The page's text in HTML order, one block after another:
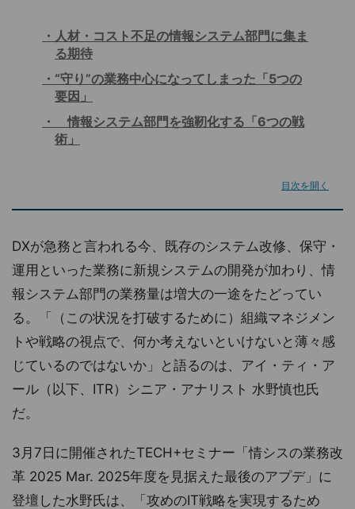
人材・コスト不足の情報システム部門に集ま
る期待
“守り”の業務中心になってしまった「5つの
要因」
情報システム部門を強靭化する「6つの戦
術」
目次を開く
DXが急務と言われる今、既存のシステム改修、保守・
運用といった業務に新規システムの開発が加わり、情
報システム部門の業務量は増大の一途をたどってい
る。「（この状況を打破するために）組織マネジメン
トや戦略の視点で、何か考えないといけないと薄々感
じているのではないか」と語るのは、アイ・ティ・ア
ール（以下、ITR）シニア・アナリスト 水野慎也氏
だ。
3月7日に開催されたTECH+セミナー「情シスの業務改
革 2025 Mar. 2025年度を見据えた最後のアプデ」に
登壇した水野氏は、「攻めのIT戦略を実現するため